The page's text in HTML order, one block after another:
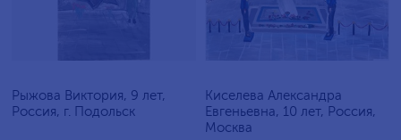
Рыжова Виктория, 9 лет,
Россия, г. Подольск
Киселева Александра
Евгеньевна, 10 лет, Россия,
Москва